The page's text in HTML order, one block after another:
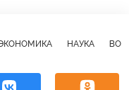
НАУКА